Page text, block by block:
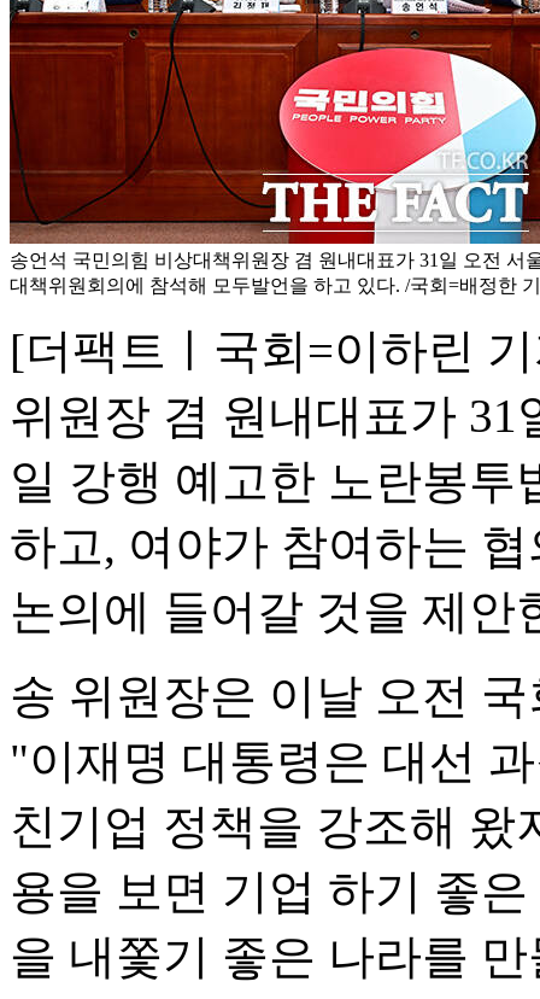
송언석 국민의힘 비상대책위원장 겸 원내대표가 31일 오전 서
대책위원회의에 참석해 모두발언을 하고 있다. /국회=배정한
[더팩트ㅣ국회=이하린
위원장 겸 원내대표가
일 강행 예고한 노란봉투
하고, 여야가 참여하는
논의에 들어갈 것을 제안
송 위원장은 이날 오전
"이재명 대통령은 대선
친기업 정책을 강조해 왔
용을 보면 기업 하기 좋
을 내쫓기 좋은 나라를